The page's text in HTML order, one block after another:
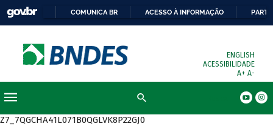
COMUNICA BR ACESSO À INFORMAÇÃO
ENGLISH
ACESSIBILIDADE
A+ A-
Z7_7QGCHA41L071B0QGLVK8P22GJ0